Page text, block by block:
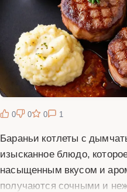
0 0 0 1
Бараньи котлеты с
изысканное блюдо,
насыщенным вкусом и
получаются сочными и